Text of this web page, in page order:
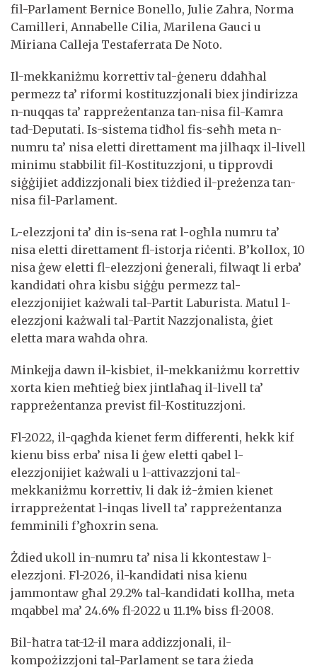
fil-Parlament Bernice Bonello, Julie Zahra, Norma
Camilleri, Annabelle Cilia, Marilena Gauci u
Miriana Calleja Testaferrata De Noto.
Il-mekkaniżmu korrettiv tal-ġeneru ddaħħal
permezz ta’ riformi kostituzzjonali biex jindirizza
n-nuqqas ta’ rappreżentanza tan-nisa fil-Kamra
tad-Deputati. Is-sistema tidħol fis-seħħ meta n-
numru ta’ nisa eletti direttament ma jilħaqx il-livell
minimu stabbilit fil-Kostituzzjoni, u tipprovdi
siġġijiet addizzjonali biex tiżdied il-preżenza tan-
nisa fil-Parlament.
L-elezzjoni ta’ din is-sena rat l-ogħla numru ta’
nisa eletti direttament fl-istorja riċenti. B’kollox, 10
nisa ġew eletti fl-elezzjoni ġenerali, filwaqt li erba’
kandidati oħra kisbu siġġu permezz tal-
elezzjonijiet każwali tal-Partit Laburista. Matul l-
elezzjoni każwali tal-Partit Nazzjonalista, ġiet
eletta mara waħda oħra.
Minkejja dawn il-kisbiet, il-mekkaniżmu korrettiv
xorta kien meħtieġ biex jintlaħaq il-livell ta’
rappreżentanza previst fil-Kostituzzjoni.
Fl-2022, il-qagħda kienet ferm differenti, hekk kif
kienu biss erba’ nisa li ġew eletti qabel l-
elezzjonijiet każwali u l-attivazzjoni tal-
mekkaniżmu korrettiv, li dak iż-żmien kienet
irrappreżentat l-inqas livell ta’ rappreżentanza
femminili f’għoxrin sena.
Żdied ukoll in-numru ta’ nisa li kkontestaw l-
elezzjoni. Fl-2026, il-kandidati nisa kienu
jammontaw għal 29.2% tal-kandidati kollha, meta
mqabbel ma’ 24.6% fl-2022 u 11.1% biss fl-2008.
Bil-ħatra tat-12-il mara addizzjonali, il-
kompożizzjoni tal-Parlament se tara żieda